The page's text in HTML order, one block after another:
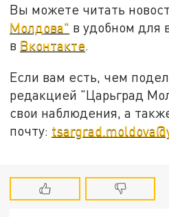
Вы можете читать
Молдова" в удобном для
в Вконтакте.
Если вам есть, чем
редакцией "Царьград
свои наблюдения, а
почту: